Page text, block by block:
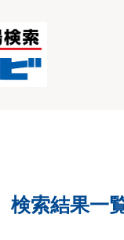
検索結果一